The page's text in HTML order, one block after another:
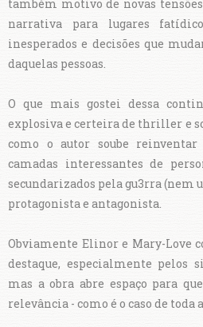
também motivo de novas
narrativa para lugares
inesperados e decisões que
daquelas pessoas.
O que mais gostei dessa
explosiva e certeira de thriller e
como o autor soube
camadas interessantes de
secundarizados pela gu3rra (nem
protagonista e antagonista.
Obviamente Elinor e Mary-Love
destaque, especialmente pelos
mas a obra abre espaço para
relevância - como é o caso de toda